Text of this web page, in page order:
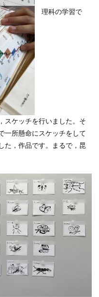
理科の学習で
スケッチを行いました。そ
一所懸命にスケッチをして
た，作品です。まるで，昆